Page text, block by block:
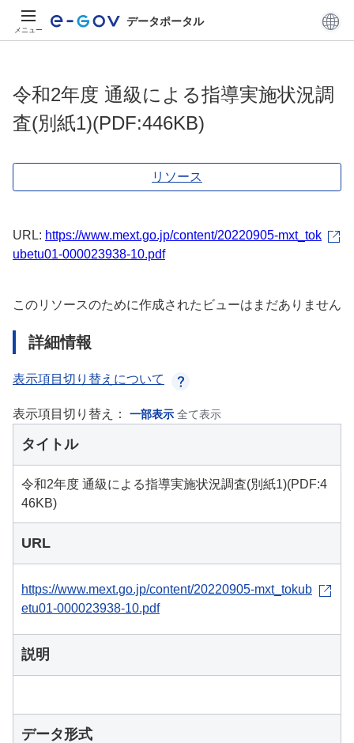
メニュー
データポータル
令和2年度 通級による指導実施状況調
査(別紙1)(PDF:446KB)
リソース
URL: https://www.mext.go.jp/content/20220905-mxt_tok
ubetu01-000023938-10.pdf
このリソースのために作成されたビューはまだありません
詳細情報
表示項目切り替えについて
表示項目切り替え： 一部表示 全て表示
タイトル
令和2年度 通級による指導実施状況調査(別紙1)(PDF:4
46KB)
URL
https://www.mext.go.jp/content/20220905-mxt_tokub
etu01-000023938-10.pdf
説明
データ形式